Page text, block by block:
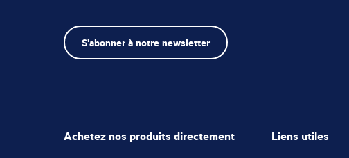
S'abonner à notre newsletter
Achetez nos produits directement Liens utiles